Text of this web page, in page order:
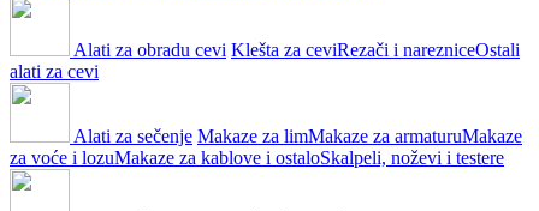
Alati za obradu cevi Klešta za ceviRezači i narezniceOstali
alati za cevi
Alati za sečenje Makaze za limMakaze za armaturuMakaze
za voće i lozuMakaze za kablove i ostaloSkalpeli, noževi i testere